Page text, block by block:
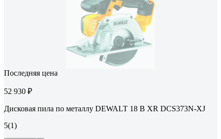
Последняя цена
52 930 ₽
Дисковая пила по металлу DEWALT 18 В XR DCS373N-XJ
5(1)